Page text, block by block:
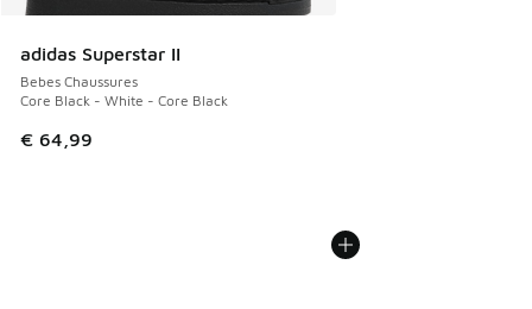
adidas Superstar II
Bebes Chaussures
Core Black - White - Core Black
€ 64,99